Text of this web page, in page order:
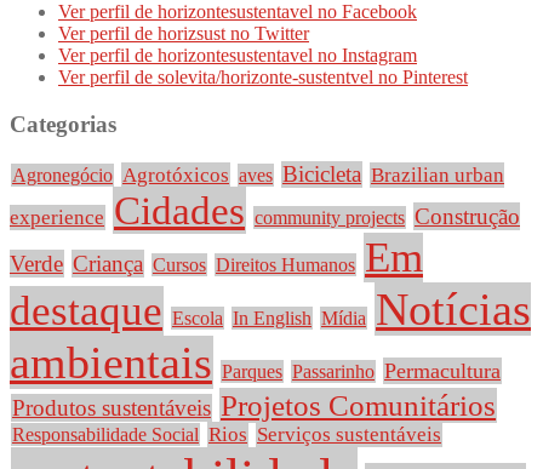
Ver perfil de horizontesustentavel no Facebook
Ver perfil de horizsust no Twitter
Ver perfil de horizontesustentavel no Instagram
Ver perfil de solevita/horizonte-sustentvel no Pinterest
Categorias
Agronegócio Agrotóxicos aves Bicicleta Brazilian urban
experience Cidades community projects Construção
Verde Criança Cursos Direitos Humanos Em
destaque Escola In English Mídia Notícias
ambientais Parques Passarinho Permacultura
Produtos sustentáveis Projetos Comunitários
Responsabilidade Social Rios Serviços sustentáveis